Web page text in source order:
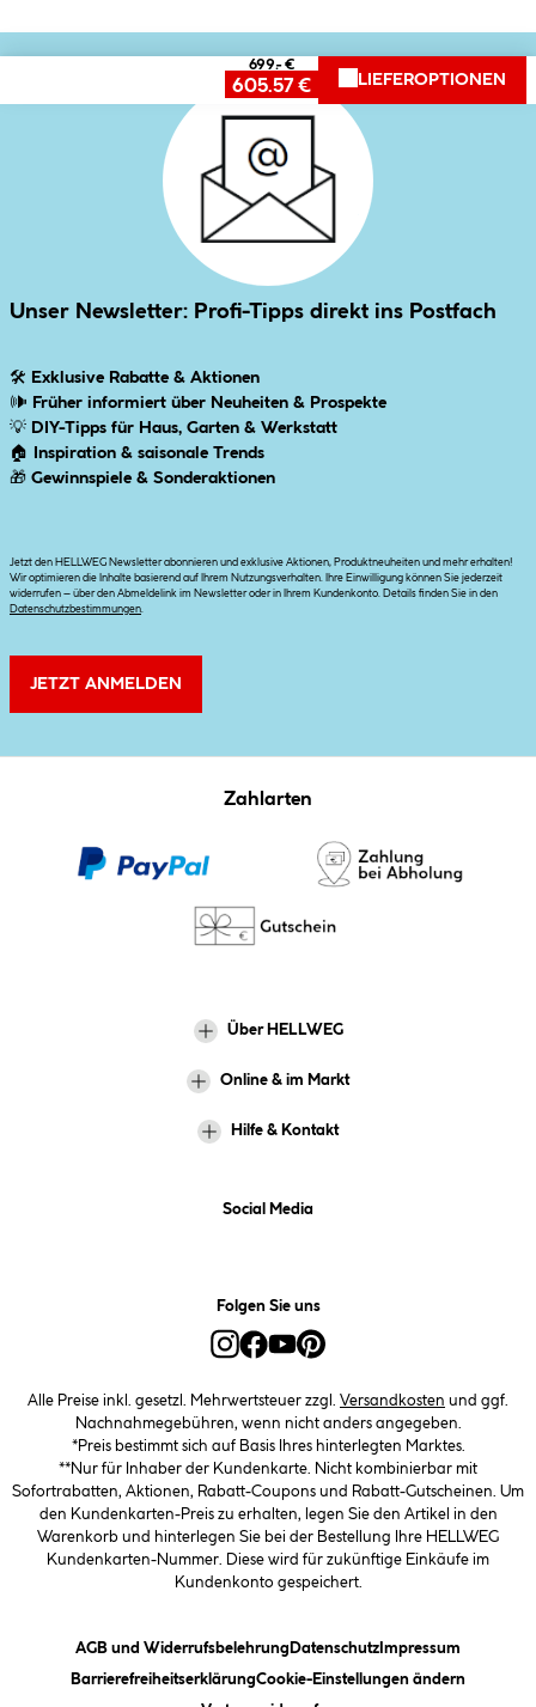
699.- €
605.57 € LIEFEROPTIONEN
Unser Newsletter: Profi-Tipps direkt ins Postfach
🛠 Exklusive Rabatte & Aktionen
🕪 Früher informiert über Neuheiten & Prospekte
💡 DIY-Tipps für Haus, Garten & Werkstatt
🏠
Inspiration & saisonale Trends
🎁 Gewinnspiele & Sonderaktionen
Jetzt den HELLWEG Newsletter abonnieren und exklusive Aktionen, Produktneuheiten und mehr erhalten!
Wir optimieren die Inhalte basierend auf Ihrem Nutzungsverhalten. Ihre Einwilligung können Sie jederzeit
widerrufen – über den Abmeldelink im Newsletter oder in Ihrem Kundenkonto. Details finden Sie in den
Datenschutzbestimmungen
JETZT ANMELDEN
Zahlarten
Über HELLWEG
Online & im Markt
Hilfe & Kontakt
Social Media
Folgen Sie uns
Alle Preise inkl. gesetzl. Mehrwertsteuer zzgl. Versandkosten und ggf.
Nachnahmegebühren, wenn nicht anders angegeben.
*Preis bestimmt sich auf Basis Ihres hinterlegten Marktes.
**Nur für Inhaber der Kundenkarte. Nicht kombinierbar mit
Sofortrabatten, Aktionen, Rabatt-Coupons und Rabatt-Gutscheinen. Um
den Kundenkarten-Preis zu erhalten, legen Sie den Artikel in den
Warenkorb und hinterlegen Sie bei der Bestellung Ihre HELLWEG
Kundenkarten-Nummer. Diese wird für zukünftige Einkäufe im
Kundenkonto gespeichert.
AGB und Widerrufsbelehrung (öffnet ein Dialogfeld)
Datenschutz(öffnet ein Dialogfeld)
Impressum
Barrierefreiheitserklärung(öffnet ein Dialogfeld)
Cookie-Einstellungen ändern(öffnet